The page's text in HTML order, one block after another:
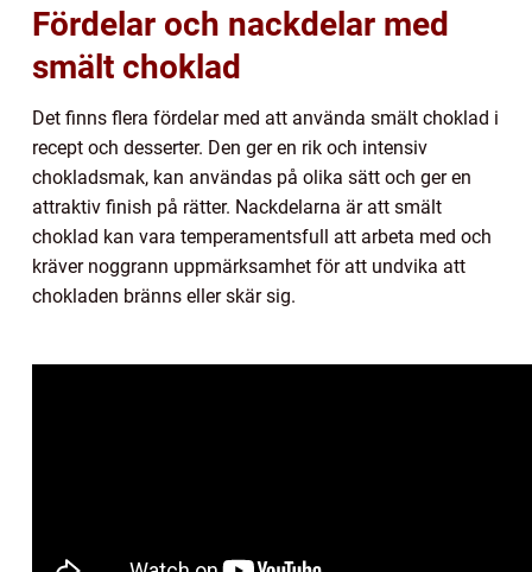
Fördelar och nackdelar med
smält choklad
Det finns flera fördelar med att använda smält choklad i
recept och desserter. Den ger en rik och intensiv
chokladsmak, kan användas på olika sätt och ger en
attraktiv finish på rätter. Nackdelarna är att smält
choklad kan vara temperamentsfull att arbeta med och
kräver noggrann uppmärksamhet för att undvika att
chokladen bränns eller skär sig.